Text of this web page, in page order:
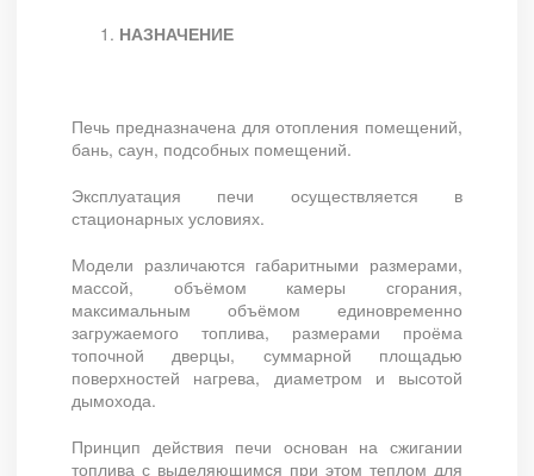
НАЗНАЧЕНИЕ
Печь предназначена для отопления помещений,
бань, саун, подсобных помещений.
Эксплуатация печи осуществляется в
стационарных условиях.
Модели различаются габаритными размерами,
массой, объёмом камеры сгорания,
максимальным объёмом единовременно
загружаемого топлива, размерами проёма
топочной дверцы, суммарной площадью
поверхностей нагрева, диаметром и высотой
дымохода.
Принцип действия печи основан на сжигании
топлива с выделяющимся при этом теплом для